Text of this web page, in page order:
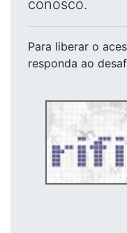
conosco.
Para liberar o
responda ao